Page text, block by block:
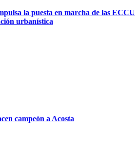
la puesta en marcha de las ECCU
urbanística
campeón a Acosta